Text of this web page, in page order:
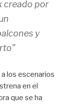
creado por
y
los escenarios
en el
que se ha